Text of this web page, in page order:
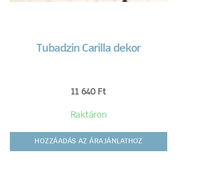
Tubadzin Carilla dekor
11 640 Ft
Raktáron
HOZZÁADÁS AZ ÁRAJÁNLATHOZ